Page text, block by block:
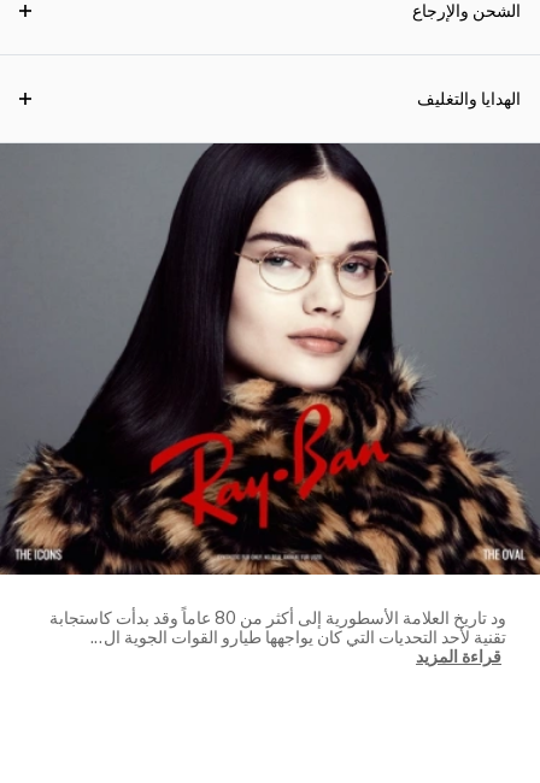
الشحن والإرجاع
الهدايا والتغليف
ود تاريخ العلامة الأسطورية إلى أكثر من 80 عاماً وقد بدأت كاستجابة
تقنية لأحد التحديات التي كان يواجهها طيارو القوات الجوية ال...
قراءة المزيد